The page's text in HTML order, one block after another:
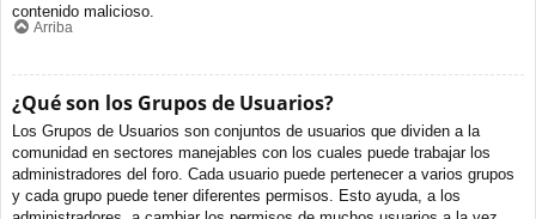
contenido malicioso.
Arriba
¿Qué son los Grupos de Usuarios?
Los Grupos de Usuarios son conjuntos de usuarios que dividen a la
comunidad en sectores manejables con los cuales puede trabajar los
administradores del foro. Cada usuario puede pertenecer a varios grupos
y cada grupo puede tener diferentes permisos. Esto ayuda, a los